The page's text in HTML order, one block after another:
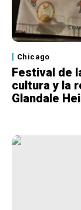
Chicago
Festival de
cultura y la
Glandale